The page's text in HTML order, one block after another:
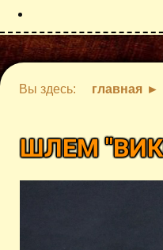
Вы здесь: главная
ШЛЕМ